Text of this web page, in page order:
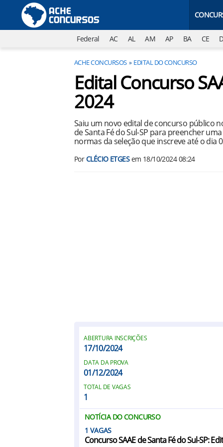
Federal AC AL AM AP BA CE
ACHE CONCURSOS EDITAL DO CONCURSO
Edital Concurso
2024
Saiu um novo edital de concurso público
de Santa Fé do Sul-SP para preencher
normas da seleção que inscreve até o dia
PorCLÉCIO ETGESem 18/10/2024 08:24
ABERTURA INSCRIÇÕES
17/10/2024
DATA DA PROVA
01/12/2024
TOTAL DE VAGAS
1
NOTÍCIA DO CONCURSO
1
Concurso SAAE de Santa Fé do Sul-SP: